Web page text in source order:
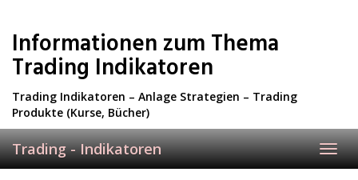
main
content
Informationen zum Thema
Trading Indikatoren
Trading Indikatoren – Anlage Strategien – Trading
Produkte (Kurse, Bücher)
Trading - Indikatoren